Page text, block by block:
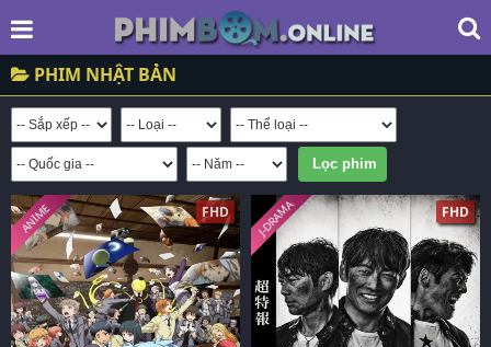
PHIM NHẬ­T BẢN
FHD
ANIME FHD
J-DRAMA